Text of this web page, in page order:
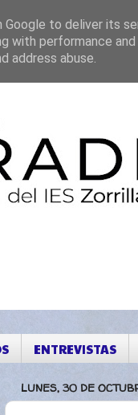
ENTREVISTAS
LUNES, 30 DE
to deliver its
with performance
address abuse.